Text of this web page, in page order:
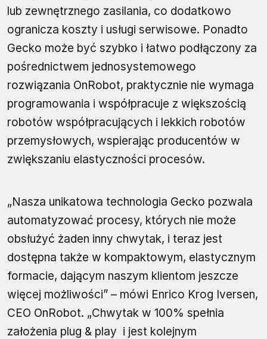
lub zewnętrznego zasilania, co dodatkowo
ogranicza koszty i usługi serwisowe. Ponadto
Gecko może być szybko i łatwo podłączony za
pośrednictwem jednosystemowego
rozwiązania OnRobot, praktycznie nie wymaga
programowania i współpracuje z większością
robotów współpracujących i lekkich robotów
przemysłowych, wspierając producentów w
zwiększaniu elastyczności procesów.
„Nasza unikatowa technologia Gecko pozwala
automatyzować procesy, których nie może
obsłużyć żaden inny chwytak, i teraz jest
dostępna także w kompaktowym, elastycznym
formacie, dającym naszym klientom jeszcze
więcej możliwości” – mówi Enrico Krog Iversen,
CEO OnRobot. „Chwytak w 100% spełnia
założenia plug & play i jest kolejnym